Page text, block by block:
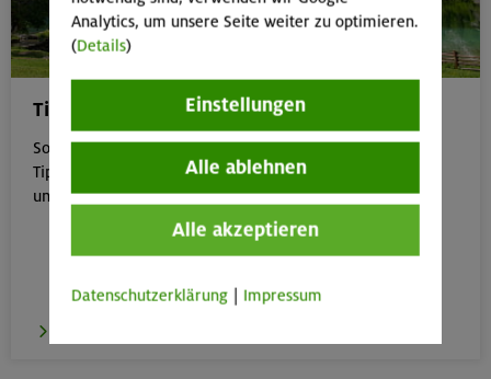
Tipps für Bergtouren im Sommer
Sommer in den Bergen genießen – aber sicher: Unsere
Tipps zu Hitze, Gewitter & Co. helfen dir, entspannt
unterwegs zu bleiben.
Analytics, um unsere Seite weiter zu optimieren.
(Details)
Einstellungen
Alle ablehnen
Alle akzeptieren
Datenschutzerklärung Impressum